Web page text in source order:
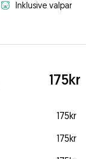
Inklusive valpar
175kr
175kr
175kr